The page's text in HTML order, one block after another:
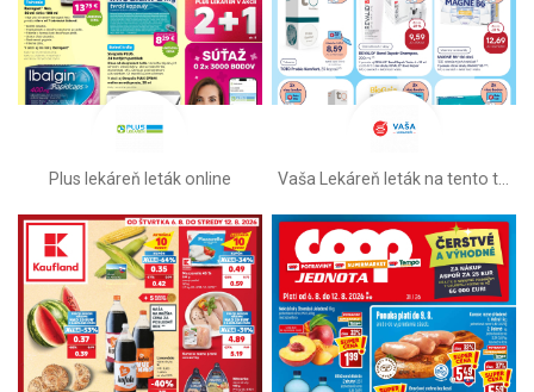
Plus lekáreň leták online Vaša Lekáreň leták na tento týždeň